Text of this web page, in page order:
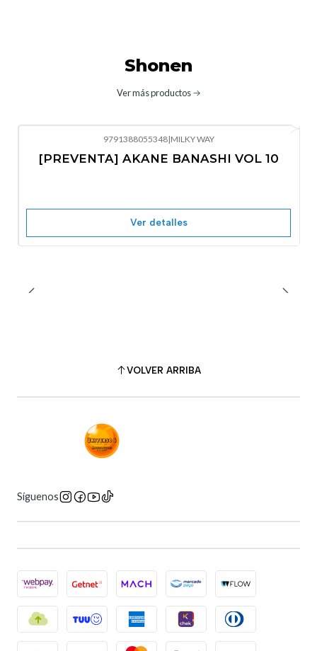
Shonen
Ver más productos
No disponible
9791388055348|MILKY WAY
[PREVENTA] AKANE BANASHI VOL 10
Ver detalles
VOLVER ARRIBA
Síguenos